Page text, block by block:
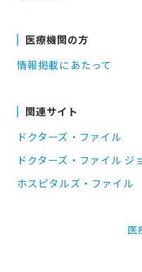
医療機関の方
情報掲載にあたって
関連サイト
ドクターズ・ファイル
ドクターズ・ファイル ジ
ホスピタルズ・ファイル
医